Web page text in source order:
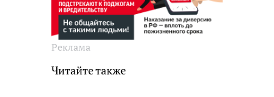
Реклама
Читайте также